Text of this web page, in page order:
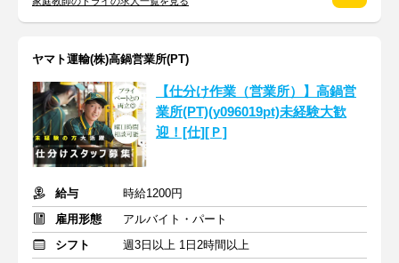
ヤマト運輸(株)高鍋営業所(PT)
【仕分け作業（営業所）】高鍋営
業所(PT)(y096019pt)未経験大歓
迎！[仕][Ｐ]
給与
時給1200円
雇用形態
アルバイト・パート
シフト
週3日以上 1日2時間以上